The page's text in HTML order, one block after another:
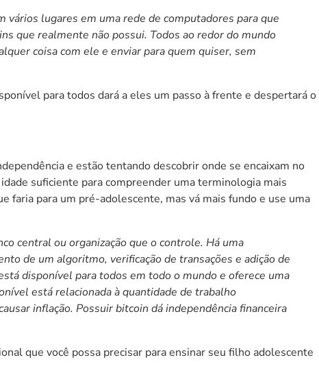
vários lugares em uma rede de computadores para que
que realmente não possui. Todos ao redor do mundo
coisa com ele e enviar para quem quiser, sem
para todos dará a eles um passo à frente e despertará o
e estão tentando descobrir onde se encaixam no
suficiente para compreender uma terminologia mais
faria para um pré-adolescente, mas vá mais fundo e use uma
central ou organização que o controle. Há uma
de um algoritmo, verificação de transações e adição de
disponível para todos em todo o mundo e oferece uma
está relacionada à quantidade de trabalho
inflação. Possuir bitcoin dá independência financeira
que você possa precisar para ensinar seu filho adolescente